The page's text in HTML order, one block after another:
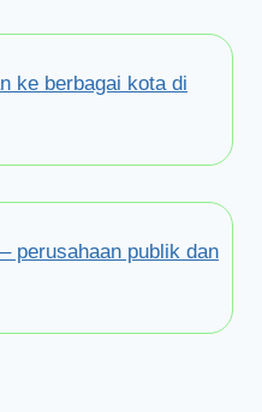
ke berbagai kota di
perusahaan publik dan